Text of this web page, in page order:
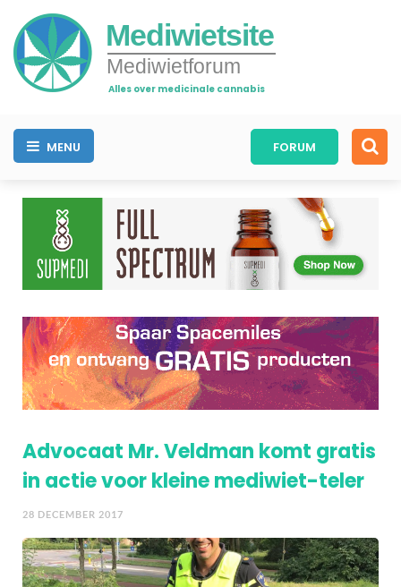
Mediwietsite
Mediwietforum
Alles over medicinale cannabis
MENU FORUM
Advocaat Mr. Veldman komt gratis
in actie voor kleine mediwiet-teler
28 DECEMBER 2017